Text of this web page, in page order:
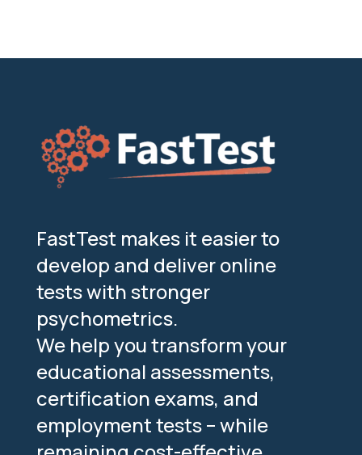
FastTest makes it easier to
develop and deliver online
tests with stronger
psychometrics.
We help you transform your
educational assessments,
certification exams, and
employment tests – while